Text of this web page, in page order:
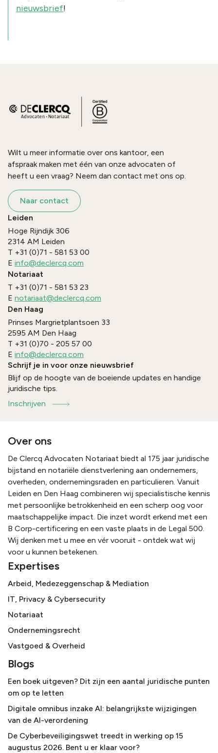
nieuwsbrief!
Wilt u meer informatie over ons kantoor, een
afspraak maken met één van onze advocaten of
heeft u een vraag? Neem dan contact met ons op.
Naar contact
Leiden
Hoge Rijndijk 306
2314 AM Leiden
T +31 (0)71 - 581 53 00
E info@declercq.com
Notariaat
T +31 (0)71 - 581 53 23
E notariaat@declercq.com
Den Haag
Prinses Margrietplantsoen 33
2595 AM Den Haag
T +31 (0)70 - 205 57 00
E info@declercq.com
Schrijf je in voor onze nieuwsbrief
Blijf op de hoogte van de boeiende updates en handige
juridische tips.
Inschrijven
Over ons
De Clercq Advocaten Notariaat biedt al 175 jaar juridische
bijstand en notariële dienstverlening aan ondernemers,
overheden, ondernemingsraden en particulieren. Vanuit
Leiden en Den Haag combineren wij specialistische kennis
met persoonlijke betrokkenheid en een scherp oog voor
maatschappelijke impact. Die inzet wordt erkend met een
B Corp-certificering en een vaste plaats in de Legal 500.
Wij denken met u mee en vér vooruit - ontdek wat wij
voor u kunnen betekenen.
Expertises
Arbeid, Medezeggenschap & Mediation
IT, Privacy & Cybersecurity
Notariaat
Ondernemingsrecht
Vastgoed & Overheid
Blogs
Een boek uitgeven? Dit zijn een aantal juridische punten
om op te letten
Digitale omnibus inzake AI: belangrijkste wijzigingen
van de AI-verordening
De Cyberbeveiligingswet treedt in werking op 15
augustus 2026. Bent u er klaar voor?